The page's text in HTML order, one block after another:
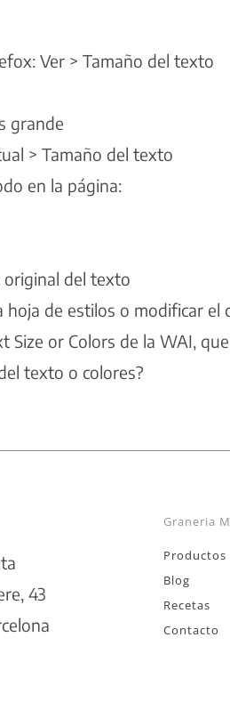
Ver > Tamaño del texto
grande
> Tamaño del texto
en la página:
del texto
hoja de estilos o modificar
Size or Colors de la WAI,
texto o colores?
43
Graneria
Productos
Blog
Recetas
Contacto